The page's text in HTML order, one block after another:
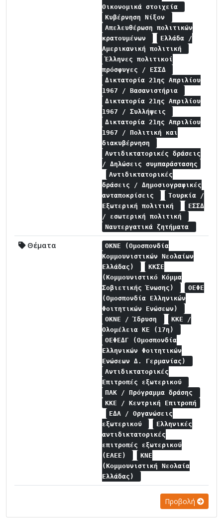
Οικονομικά στοιχεία
Κυβέρνηση Νίξον
Απελευθέρωση πολιτικών
κρατουμένων
Ελλάδα /
Αμερικανική πολιτική
Έλληνες πολιτικοί
πρόσφυγες / ΕΣΣΔ
Δικτατορία 21ης Απριλίου
1967 / Βασανιστήρια
Δικτατορία 21ης Απριλίου
1967 / Συλλήψεις
Δικτατορία 21ης Απριλίου
1967 / Πολιτική και
διακυβέρνηση
Αντιδικτατορικές δράσεις
/ Δηλώσεις συμπαράστασης
Αντιδικτατορικές
δράσεις / Δημοσιογραφικές
ανταποκρίσεις
Τουρκία /
Εξωτερική πολιτική
ΕΣΣΔ
/ εσωτερική πολιτική
Ναυτεργατικά ζητήματα
Θέματα
ΟΚΝΕ (Ομοσπονδία
Κομμουνιστικών Νεολαίων
Ελλάδας)
ΚΚΣΕ
(Κομμουνιστικό Κόμμα
Σοβιετικής Ένωσης)
ΟΕΦΕ
(Ομοσπονδία Ελληνικών
Φοιτητικών Ενώσεων)
ΟΚΝΕ / Ίδρυση
ΚΚΕ /
Ολομέλεια ΚΕ (17η)
ΟΕΦΕΔΓ (Ομοσπονδία
Ελληνικών Φοιτητικών
Ενώσεων Δ. Γερμανίας)
Αντιδικτατορικές
Επιτροπές εξωτερικού
ΠΑΚ / Πρόγραμμα δράσης
ΚΚΕ / Κεντρική Επιτροπή
ΕΔΑ / Οργανώσεις
εξωτερικού
Ελληνικές
αντιδικτατορικές
επιτροπές εξωτερικού
(ΕΑΕΕ)
ΚΝΕ
(Κομμουνιστική Νεολαία
Ελλάδας)
Προβολή